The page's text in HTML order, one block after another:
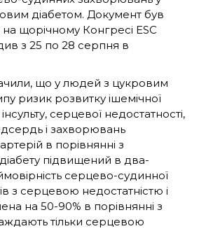
діабетом. Документ був
щорічному Конгресі ESC
з 25 по 28 серпня в
що у людей з цукровим
ризик розвитку ішемічної
серцевої недостатності,
і захворювань
в порівнянні з
підвищений в два-
серцево-судинної
з серцевою недостатністю і
на 50-90% в порівнянні з
тільки серцевою